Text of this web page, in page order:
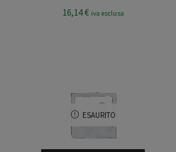
16,14€ iva esclusa
ESAURITO